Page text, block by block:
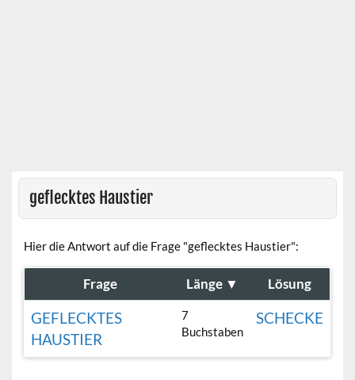
geflecktes Haustier
Hier die Antwort auf die Frage "geflecktes Haustier":
Frage Länge ▼ Lösung
GEFLECKTES
HAUSTIER
7
Buchstaben
SCHECKE